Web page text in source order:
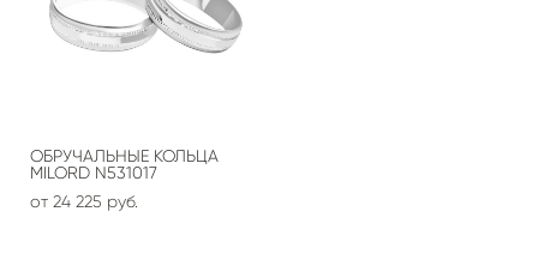
ОБРУЧАЛЬНЫЕ КОЛЬЦА
MILORD N531017
от 24 225 pуб.